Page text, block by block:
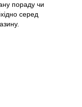
пораду чи
серед